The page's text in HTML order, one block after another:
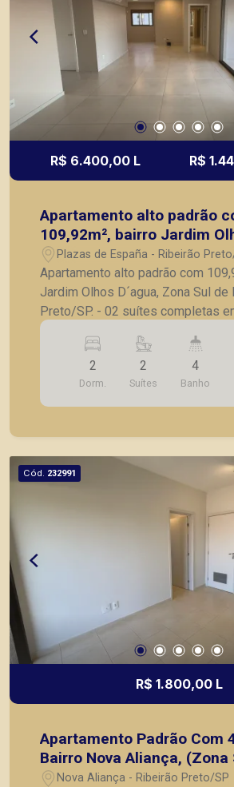
R$ 6.400,00 L R$
Apartamento alto padrão
109,92m², bairro Jardim
Zona Sul de Ribeirão Preto/
Plazas de España - Ribeirão
Apartamento alto padrão com
Jardim Olhos D´agua, Zona Sul de
Preto/SP. - 02 suítes completas em armários; -
Sala para 2 ambientes; - Lavabo; -
gourmet com churrasqueira e
Cozinha com armários planejados;
2 vagas de garagem. A Piramid tem como
objetivo atender seus clientes
lançamentos da cidade de Ribeirão
2
Dorm.
2
Suítes
4
Banho
Cód. 232991
R$ 1.800,00 L
Apartamento Padrão Com
Bairro Nova Aliança, (Zona
Ribeirão Preto SP.
Nova Aliança - Ribeirão Preto/SP